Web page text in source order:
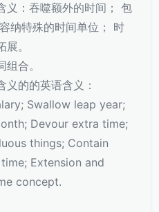
义：吞噬额外的时间； 包
纳特殊的时间单位； 时
。
合。
义的的英语含义：
Swallow leap year;
Devour extra time;
things; Contain
Extension and
concept.